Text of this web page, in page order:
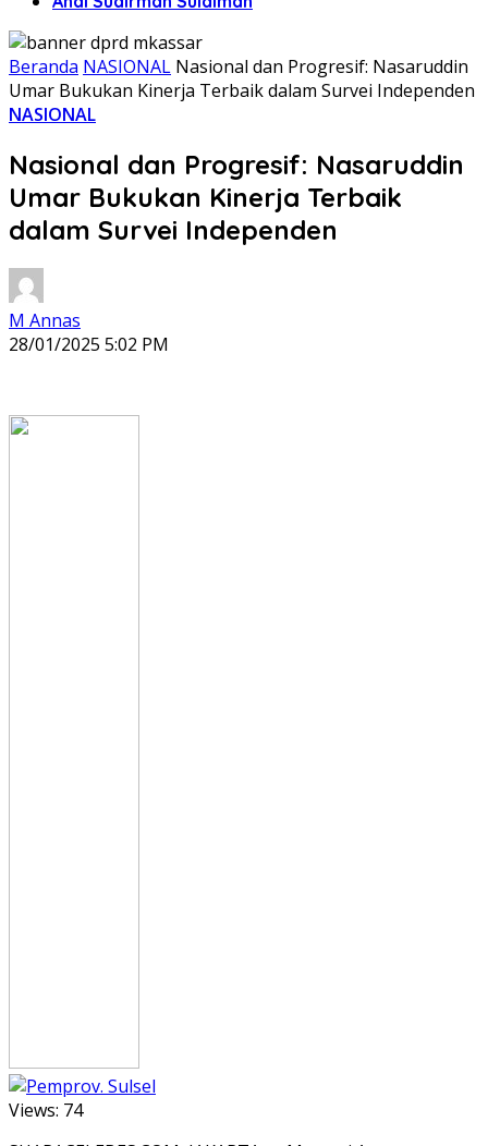
Beranda NASIONAL Nasional dan Progresif: Nasaruddin
Umar Bukukan Kinerja Terbaik dalam Survei Independen
NASIONAL
Nasional dan Progresif: Nasaruddin
Umar Bukukan Kinerja Terbaik
dalam Survei Independen
M Annas
28/01/2025 5:02 PM
Views: 74